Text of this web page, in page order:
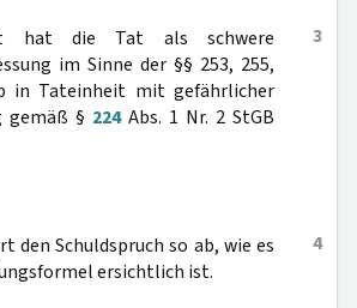
3
hat die Tat als schwere
im Sinne der §§ 253, 255,
in Tateinheit mit gefährlicher
gemäß § 224Abs. 1 Nr. 2 StGB
4
den Schuldspruch so ab, wie es
ersichtlich ist.